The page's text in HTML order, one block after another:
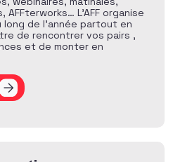
L’AFF organise
de l’année partout en
de rencontrer vos pairs ,
et de monter en